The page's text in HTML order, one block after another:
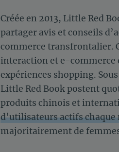
Créée en 2013, Little Red
partager avis et conseils
commerce transfrontalier.
interaction et e-commerce
expériences shopping.
Little Red Book postent
produits chinois et
d’utilisateurs actifs
majoritairement de